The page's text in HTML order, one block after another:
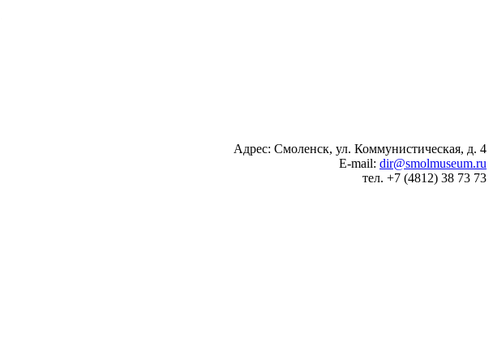
Адрес: Смоленск, ул. Коммунистическая, д. 4
E-mail: dir@smolmuseum.ru
тел. +7 (4812) 38 73 73